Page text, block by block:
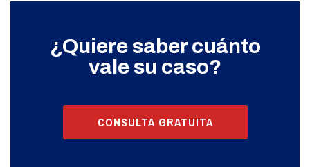
¿Quiere saber cuánto
vale su caso?
CONSULTA GRATUITA